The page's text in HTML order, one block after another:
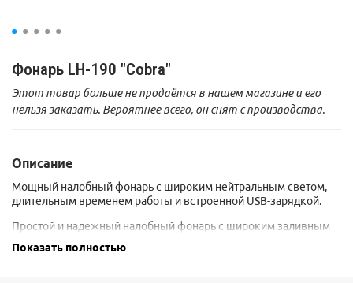
Фонарь LH-190 "Cobra"
Этот товар больше не продаётся в нашем магазине и его
нельзя заказать. Вероятнее всего, он снят с производства.
Описание
Мощный налобный фонарь с широким нейтральным светом,
длительным временем работы и встроенной USB-зарядкой.
Простой и надежный налобный фонарь с широким заливным
дистанции. Ровный заливной свет и нейтральный оттенок
Показать полностью